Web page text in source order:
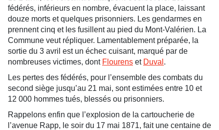
fédérés, inférieurs en nombre, évacuent la place, laissant
douze morts et quelques prisonniers. Les gendarmes en
prennent cinq et les fusillent au pied du Mont-Valérien. La
Commune veut répliquer. Lamentablement préparée, la
sortie du 3 avril est un échec cuisant, marqué par de
nombreuses victimes, dont Flourens et Duval .
Les pertes des fédérés, pour l’ensemble des combats du
second siège jusqu’au 21 mai, sont estimées entre 10 et
12 000 hommes tués, blessés ou prisonniers.
Rappelons enfin que l’explosion de la cartoucherie de
l’avenue Rapp, le soir du 17 mai 1871, fait une centaine de